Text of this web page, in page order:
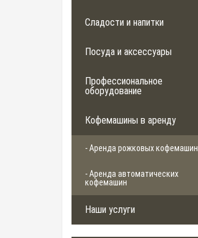
Сладости и напитки
Посуда и аксессуары
Профессиональное
оборудование
Кофемашины в аренду
- Аренда рожковых кофемашин
- Аренда автоматических
кофемашин
Наши услуги